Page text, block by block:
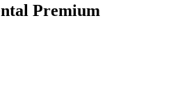
Premium